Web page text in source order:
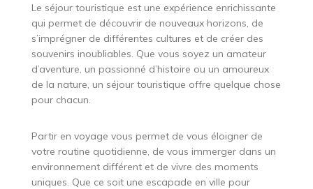
Le séjour touristique est une expérience enrichissante
qui permet de découvrir de nouveaux horizons, de
s’imprégner de différentes cultures et de créer des
souvenirs inoubliables. Que vous soyez un amateur
d’aventure, un passionné d’histoire ou un amoureux
de la nature, un séjour touristique offre quelque chose
pour chacun.
Partir en voyage vous permet de vous éloigner de
votre routine quotidienne, de vous immerger dans un
environnement différent et de vivre des moments
uniques. Que ce soit une escapade en ville pour